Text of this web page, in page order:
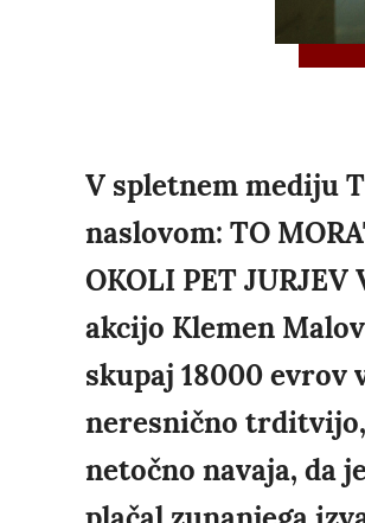
V spletnem mediju
naslovom: TO
OKOLI PET
akcijo Klemen
skupaj 18000 evrov
neresnično
netočno navaja, da